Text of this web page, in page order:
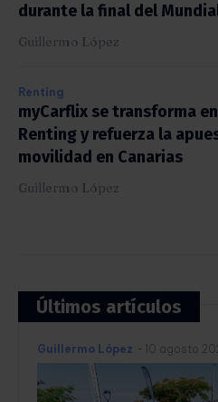
durante la final del
Guillermo López
Renting
myCarflix se transforma
Renting y refuerza la
movilidad en Canarias
Guillermo López
Últimos artículos
Guillermo López - 10 agosto